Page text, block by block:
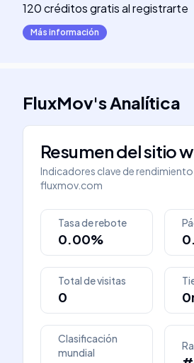
120 créditos gratis al registrarte
Más información
FluxMov'sAnalítica
Resumen del sitio
Indicadores clave de
fluxmov.com
Tasa de rebote
0.00%
Total de visitas
0
Clasificación
mundial